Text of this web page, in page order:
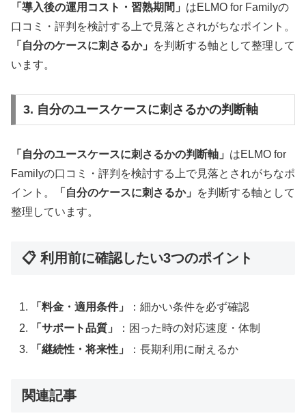
「導入後の運用コスト・習熟期間」 はELMO for Familyの
口コミ・評判を検討する上で見落とされがちなポイント。
「自分のケースに刺さるか」
を判断する軸として整理して
います。
3. 自分のユースケースに刺さるかの判断軸
「自分のユースケースに刺さるかの判断軸」 はELMO for
Familyの口コミ・評判を検討する上で見落とされがちなポ
イント。
「自分のケースに刺さるか」
を判断する軸として
整理しています。
📋 利用前に確認したい3つのポイント
「料金・適用条件」
：細かい条件を必ず確認
「サポート品質」
：困った時の対応速度・体制
「継続性・将来性」
：長期利用に耐えるか
関連記事